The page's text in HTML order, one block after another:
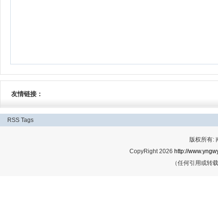
友情链接：
RSS Tags
版权所有:
CopyRight 2026 http://
（任何引用或转